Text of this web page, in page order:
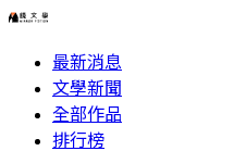
最新消息
文學新聞
全部作品
排行榜